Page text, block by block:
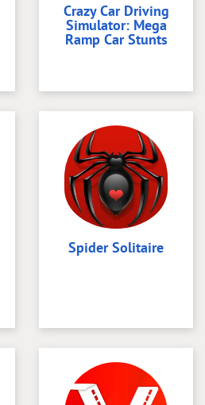
Crazy Car Driving
Simulator: Mega
Ramp Car Stunts
Spider Solitaire